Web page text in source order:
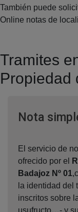
También puede
Online notas de
Tramites
Propiedad
Nota
El servicio de
ofrecido por el
Badajoz Nº 01
la identidad del
inscritos sobre
usufructo…- y